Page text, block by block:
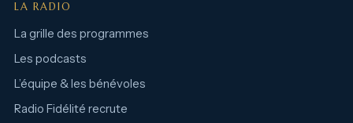
LA RADIO
La grille des programmes
Les podcasts
L’équipe & les bénévoles
Radio Fidélité recrute